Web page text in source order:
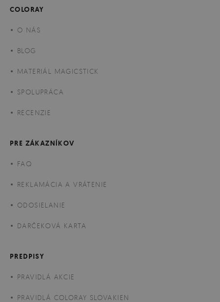
COLORAY
O NÁS
BLOG
MATERIÁL MAGICSTICK
SPOLUPRÁCA
RECENZIE
PRE ZÁKAZNÍKOV
FAQ
REKLAMÁCIA A VRÁTENIE
ODOSIELANIE
DARČEKOVÁ KARTA
PREDPISY
PRAVIDLÁ AKCIE
PRAVIDLÁ COLORAY SLOVAKIEN